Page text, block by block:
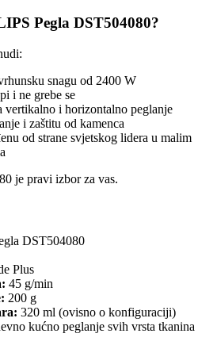
Pegla DST504080?
snagu od 2400 W
i ne grebe se
vertikalno i horizontalno peglanje
i zaštitu od kamenca
od strane svjetskog lidera u malim
je pravi izbor za vas.
DST504080
Plus
45 g/min
200 g
320 ml (ovisno o konfiguraciji)
kućno peglanje svih vrsta tkanina